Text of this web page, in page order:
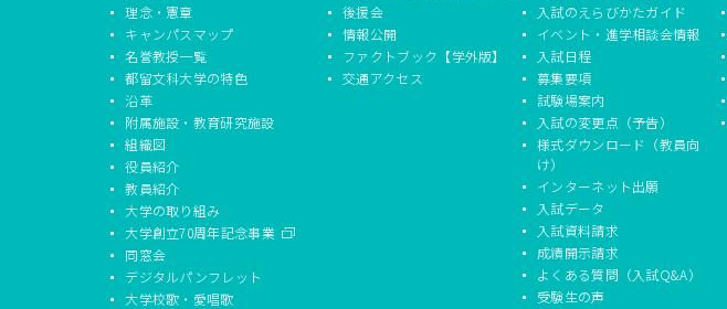
理念・憲章
キャンパスマップ
名誉教授一覧
都留文科大学の特色
沿革
附属施設・教育研究施設
組織図
役員紹介
教員紹介
大学の取り組み
大学創立70周年記念事業
同窓会
デジタルパンフレット
大学校歌・愛唱歌
後援会
情報公開
ファクトブック【学外版】
交通アクセス
入試のえらびかたガイド
イベント・進学相談会情報
入試日程
募集要項
試験場案内
入試の変更点（予告）
様式ダウンロード（教員向
け）
インターネット出願
入試データ
入試資料請求
成績開示請求
よくある質問（入試Q&A）
受験生の声